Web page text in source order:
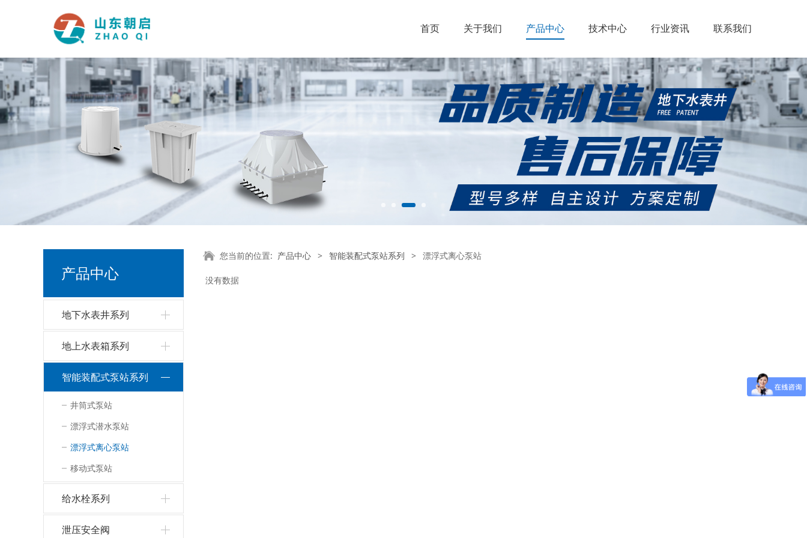
首页 关于我们 产品中心 技术中心 行业资讯 联系我们
产品中心
地下水表井系列
地上水表箱系列
智能装配式泵站系列
井筒式泵站
漂浮式潜水泵站
漂浮式离心泵站
移动式泵站
给水栓系列
泄压安全阀
您当前的位置: 产品中心 > 智能装配式泵站系列 > 漂浮式离心泵站
没有数据